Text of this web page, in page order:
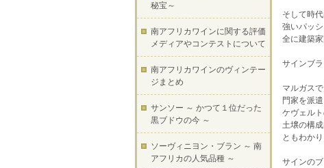
そして時
強いパッ
全に建築
サインブ
マルガス
門家を派
ケヴェル
土壌の構
ともわかり
サインの
秘宝～
南アフリカワインに関する評価
メディアやコンテストについて
南アフリカワインのヴィンテー
ジまとめ
サンソー ～ かつて１位だった
黒ブドウの今 ～
ソーヴィニヨン・ブラン ～ 南
アフリカの人気品種 ～